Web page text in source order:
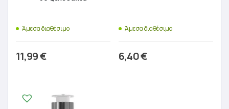
Άμεσα διαθέσιμο
11,99€
Άμεσα διαθέσιμο
6,40€